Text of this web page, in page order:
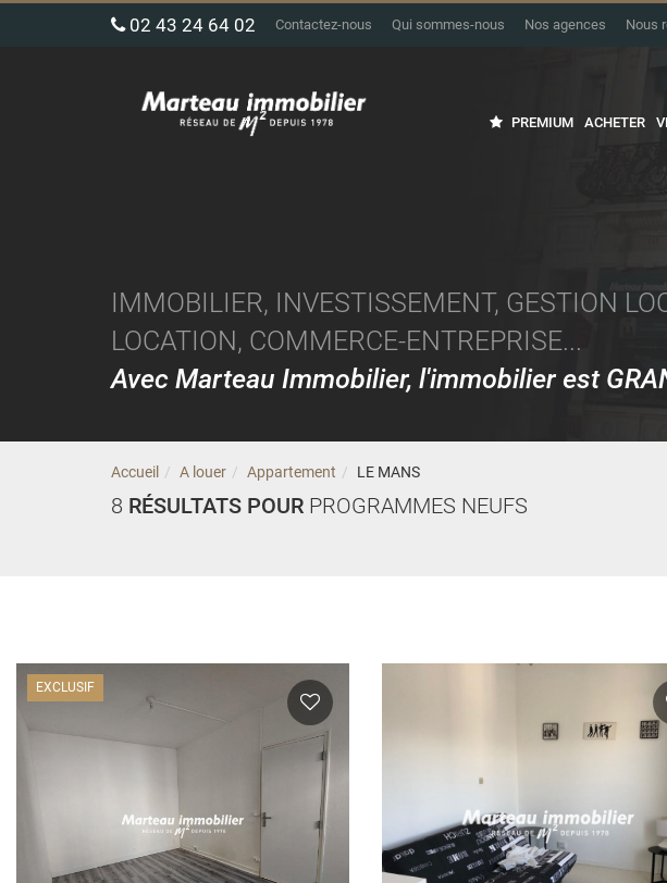
02 43 24 64 02 Contactez-nous Qui sommes-nous Nos agences Nous
PREMIUM ACHETER
IMMOBILIER, INVESTISSEMENT, GESTION
LOCATION, COMMERCE-ENTREPRISE...
Avec Marteau Immobilier, l'immobilier est
Accueil A louer Appartement LE MANS
8 RÉSULTATS POUR PROGRAMMES NEUFS
EXCLUSIF